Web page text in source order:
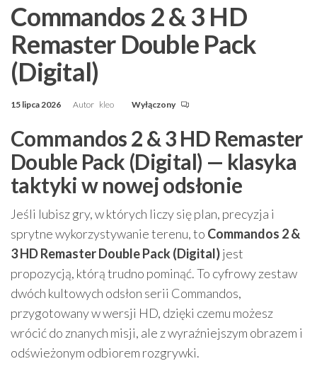
Commandos 2 & 3 HD
Remaster Double Pack
(Digital)
15 lipca 2026 Autor kleo Wyłączony
Commandos 2 & 3 HD Remaster
Double Pack (Digital) — klasyka
taktyki w nowej odsłonie
Jeśli lubisz gry, w których liczy się plan, precyzja i
sprytne wykorzystywanie terenu, to Commandos 2 &
3 HD Remaster Double Pack (Digital)jest
propozycją, którą trudno pominąć. To cyfrowy zestaw
dwóch kultowych odsłon serii Commandos,
przygotowany w wersji HD, dzięki czemu możesz
wrócić do znanych misji, ale z wyraźniejszym obrazem i
odświeżonym odbiorem rozgrywki.